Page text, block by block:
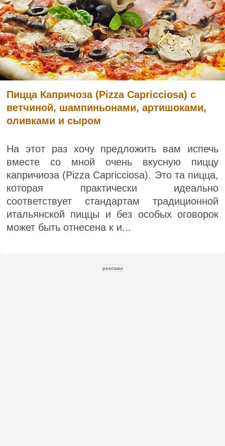
Пицца Капричоза (Pizza Capricciosa) с
ветчиной, шампиньонами, артишоками,
оливками и сыром
На этот раз хочу предложить вам испечь
вместе со мной очень вкусную пиццу
капричиоза (Pizza Capricciosa). Это та пицца,
которая практически идеально
соответствует стандартам традиционной
итальянской пиццы и без особых оговорок
может быть отнесена к и...
реклама